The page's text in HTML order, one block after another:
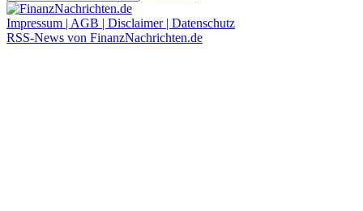
Impressum | AGB | Disclaimer | Datenschutz
RSS-News von FinanzNachrichten.de